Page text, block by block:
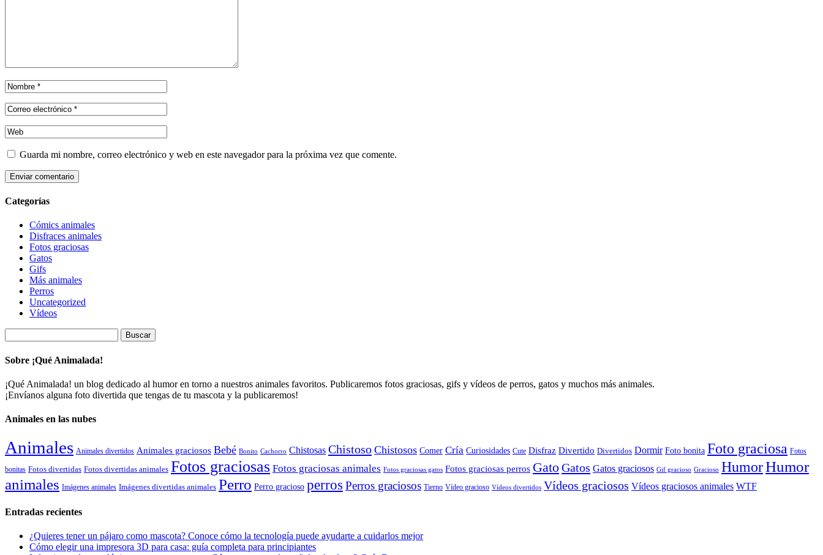
Guarda mi nombre, correo electrónico y web en este navegador para la próxima vez que comente.
Categorías
Cómics animales
Disfraces animales
Fotos graciosas
Gatos
Gifs
Más animales
Perros
Uncategorized
Vídeos
Sobre ¡Qué Animalada!
¡Qué Animalada! un blog dedicado al humor en torno a nuestros animales favoritos. Publicaremos fotos graciosas, gifs y vídeos de perros, gatos y muchos más animales.
¡Envíanos alguna foto divertida que tengas de tu mascota y la publicaremos!
Animales en las nubes
Animales Animales divertidos Animales graciosos Bebé Bonito Cachorro Chistosas Chistoso Chistosos Comer Cría Curiosidades Cute Disfraz Divertido Divertidos Dormir Foto bonita Foto graciosa Fotos
bonitas Fotos divertidas Fotos divertidas animales Fotos graciosas Fotos graciosas animales Fotos graciosas gatos Fotos graciosas perros GatoGatos Gatos graciosos Gif gracioso Gracioso HumorHumor
animales Imágenes animales Imágenes divertidas animales Perro Perro gracioso perros Perros graciosos Tierno Vídeo gracioso Vídeos divertidos Vídeos graciosos Vídeos graciosos animales WTF
Entradas recientes
¿Quieres tener un pájaro como mascota? Conoce cómo la tecnología puede ayudarte a cuidarlos mejor
Cómo elegir una impresora 3D para casa: guía completa para principiantes